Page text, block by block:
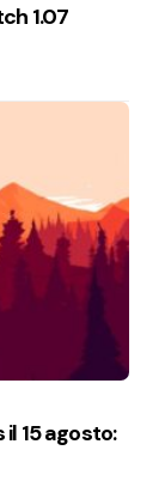
1.07
15 agosto: